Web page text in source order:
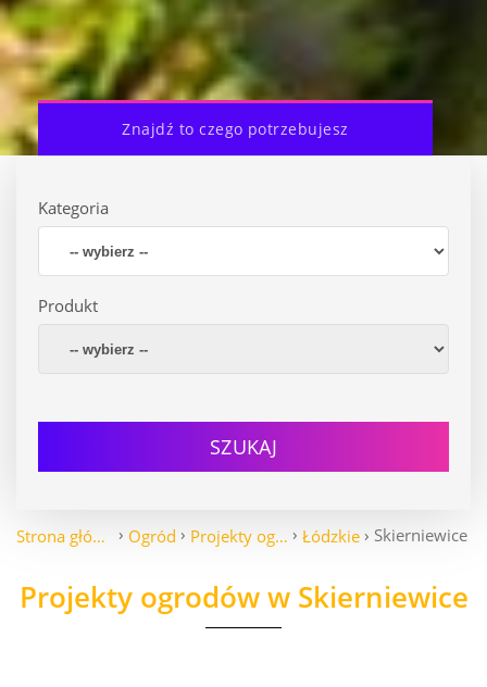
Znajdź to czego potrzebujesz
Kategoria
Produkt
SZUKAJ
Strona główna Ogród Projekty ogrodów Łódzkie Skierniewice
Projekty ogrodów w Skierniewice